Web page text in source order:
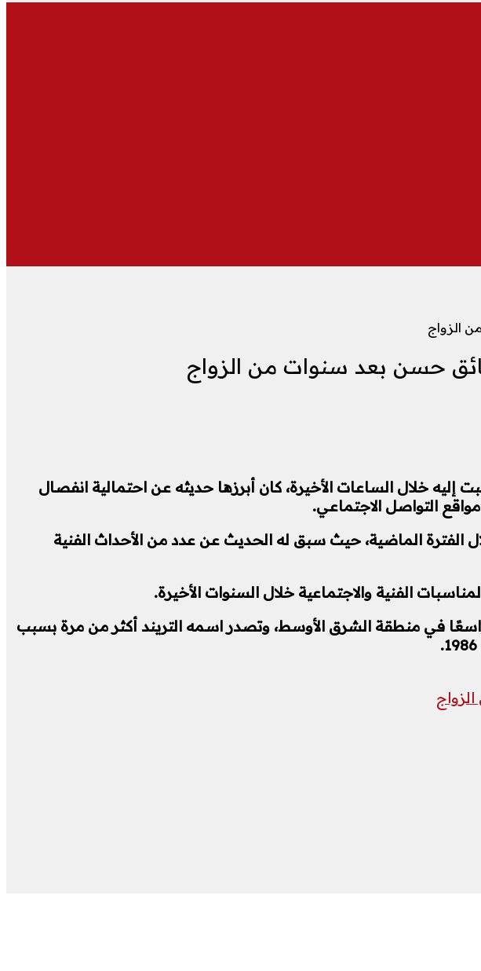
الزواج
حسن بعد سنوات من الزواج
خلال الساعات الأخيرة، كان أبرزها حديثه عن احتمالية انفصال
التواصل الاجتماعي.
الماضية، حيث سبق له الحديث عن عدد من الأحداث الفنية
في منطقة الشرق الأوسط، وتصدر اسمه التريند أكثر من مرة بسبب